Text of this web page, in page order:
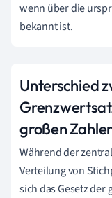
wenn über die
bekannt ist.
Unterschied
großen
Während der
Verteilung von
sich das Gesetz